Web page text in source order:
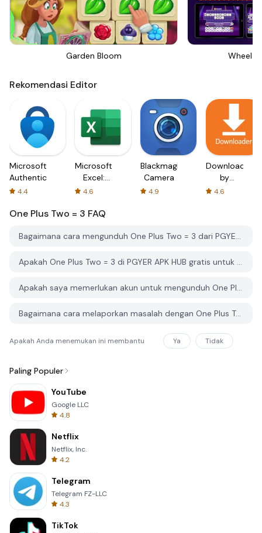
Garden Bloom Wheel
Rekomendasi Editor
Microsoft
Authenticator
4.4
Microsoft
Excel:
Spreadsheets
4.6
Blackmagic
Camera
4.9
Downloader
by
AFTVnews
4.6
One Plus Two = 3 FAQ
Bagaimana cara mengunduh One Plus Two = 3 dari PGYER APK HUB?
Apakah One Plus Two = 3 di PGYER APK HUB gratis untuk diunduh?
Apakah saya memerlukan akun untuk mengunduh One Plus Two = 3 dari PGYER APK HUB?
Bagaimana cara melaporkan masalah dengan One Plus Two = 3 di PGYER APK HUB?
Apakah Anda menemukan ini membantu Ya Tidak
Paling Populer
YouTube
Google LLC
4.8
Netflix
Netflix, Inc.
4.2
Telegram
Telegram FZ-LLC
4.3
TikTok